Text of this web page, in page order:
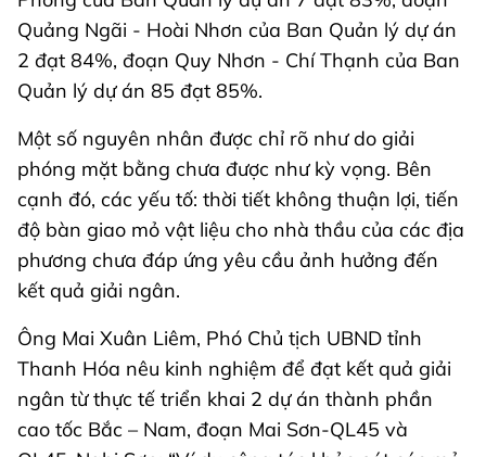
Quảng Ngãi - Hoài Nhơn của Ban Quản lý dự án
2 đạt 84%, đoạn Quy Nhơn - Chí Thạnh của Ban
Quản lý dự án 85 đạt 85%.
Một số nguyên nhân được chỉ rõ như do giải
phóng mặt bằng chưa được như kỳ vọng. Bên
cạnh đó, các yếu tố: thời tiết không thuận lợi, tiến
độ bàn giao mỏ vật liệu cho nhà thầu của các địa
phương chưa đáp ứng yêu cầu ảnh hưởng đến
kết quả giải ngân.
Ông Mai Xuân Liêm, Phó Chủ tịch UBND tỉnh
Thanh Hóa nêu kinh nghiệm để đạt kết quả giải
ngân từ thực tế triển khai 2 dự án thành phần
cao tốc Bắc – Nam, đoạn Mai Sơn-QL45 và